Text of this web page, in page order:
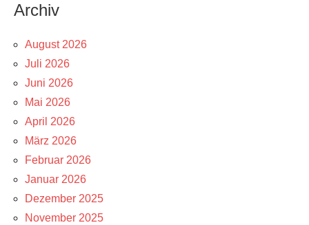
Archiv
August 2026
Juli 2026
Juni 2026
Mai 2026
April 2026
März 2026
Februar 2026
Januar 2026
Dezember 2025
November 2025